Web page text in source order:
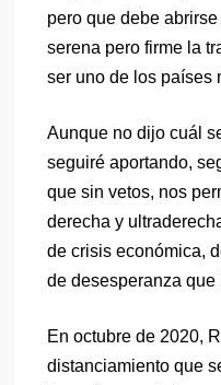
pero que debe
serena pero firme la
ser uno de los países
Aunque no dijo cuál
seguiré aportando,
que sin vetos, nos
derecha y
de crisis económica,
de desesperanza que
En octubre de 2020,
distanciamiento que